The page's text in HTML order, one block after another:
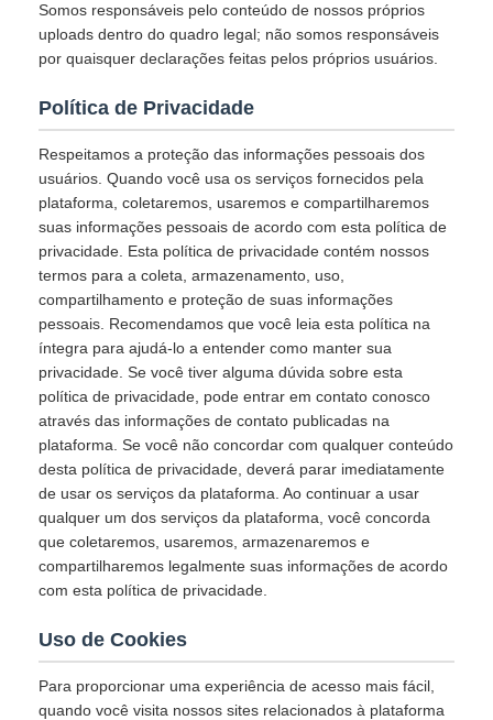
Somos responsáveis pelo conteúdo de nossos próprios
uploads dentro do quadro legal; não somos responsáveis
por quaisquer declarações feitas pelos próprios usuários.
Política de Privacidade
Respeitamos a proteção das informações pessoais dos
usuários. Quando você usa os serviços fornecidos pela
plataforma, coletaremos, usaremos e compartilharemos
suas informações pessoais de acordo com esta política de
privacidade. Esta política de privacidade contém nossos
termos para a coleta, armazenamento, uso,
compartilhamento e proteção de suas informações
pessoais. Recomendamos que você leia esta política na
íntegra para ajudá-lo a entender como manter sua
privacidade. Se você tiver alguma dúvida sobre esta
política de privacidade, pode entrar em contato conosco
através das informações de contato publicadas na
plataforma. Se você não concordar com qualquer conteúdo
desta política de privacidade, deverá parar imediatamente
de usar os serviços da plataforma. Ao continuar a usar
qualquer um dos serviços da plataforma, você concorda
que coletaremos, usaremos, armazenaremos e
compartilharemos legalmente suas informações de acordo
com esta política de privacidade.
Uso de Cookies
Para proporcionar uma experiência de acesso mais fácil,
quando você visita nossos sites relacionados à plataforma